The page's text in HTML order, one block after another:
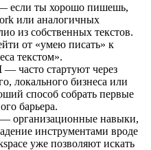
если ты хорошо пишешь,
или аналогичных
из собственных текстов.
от «умею писать» к
текстом».
— часто стартуют через
локального бизнеса или
способ собрать первые
барьера.
— организационные навыки,
инструментами вроде
уже позволяют искать